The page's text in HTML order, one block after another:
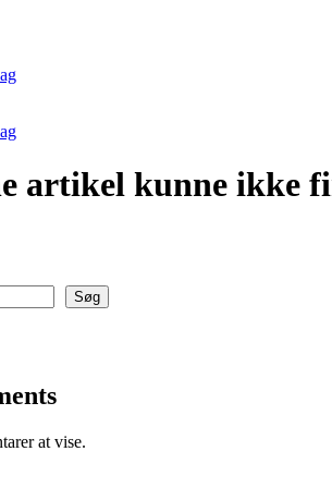
artikel kunne ikke
Søg
at vise.